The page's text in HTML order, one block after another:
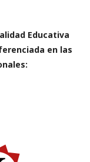
Educativa
en las